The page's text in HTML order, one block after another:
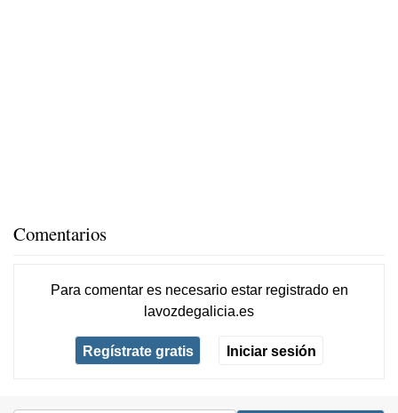
Comentarios
Para comentar es necesario estar registradoen
lavozdegalicia.es
Regístrate gratis Iniciar sesión